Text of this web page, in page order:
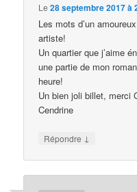
Le28 septembre 2017 à
Les mots d’un
artiste!
Un quartier que j’aime
une partie de mon
heure!
Un bien joli billet, merci
Cendrine
Répondre ↓